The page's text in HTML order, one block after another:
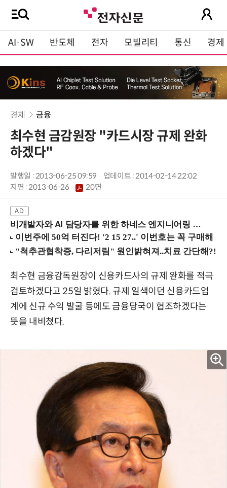
AI·SW 반도체 전자 모빌리티 통신 경제
경제 금융
최수현 금감원장 "카드시장 규제 완화
하겠다"
발행일 : 2013-06-25 09:59
업데이트 : 2014-02-14 22:02
지면 :2013-06-26 20면
비개발자와 AI 담당자를 위한 하네스 엔지니어링 입문과정 (8/20 신논현역)
최수현 금융감독원장이 신용카드사의 규제 완화를 적극
검토하겠다고 25일 밝혔다. 규제 일색이던 신용카드업
계에 신규 수익 발굴 등에도 금융당국이 협조하겠다는
뜻을 내비쳤다.